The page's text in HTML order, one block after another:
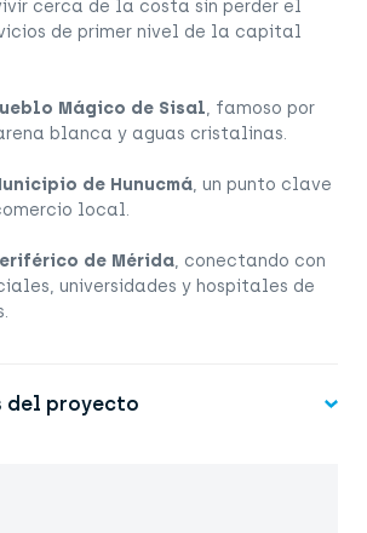
cerca de la costa sin perder el
de primer nivel de la capital
Mágico de Sisal, famoso por
blanca y aguas cristalinas.
de Hunucmá, un punto clave
local.
de Mérida, conectando con
universidades y hospitales de
del proyecto